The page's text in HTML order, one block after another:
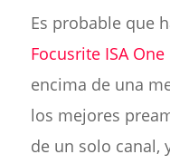
Es probable que
Focusrite ISA One
encima de una
los mejores
de un solo canal,